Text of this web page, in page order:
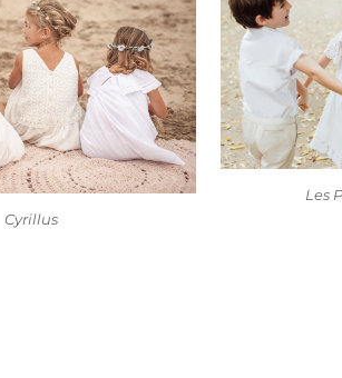
Cyrillus
Les